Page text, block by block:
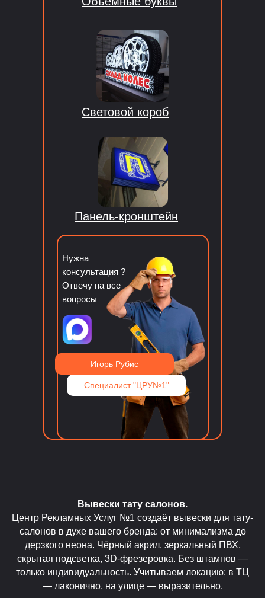
Специалист "ЦРУ№1"
Нужна
консультация ?
Отвечу на все
вопросы
Игорь Рубис
Световой короб
Панель-кронштейн
Вывески тату салонов.
Центр Рекламных Услуг №1 создаёт вывески для тату-
салонов в духе вашего бренда: от минимализма до
дерзкого неона. Чёрный акрил, зеркальный ПВХ,
скрытая подсветка, 3D-фрезеровка. Без штампов —
только индивидуальность. Учитываем локацию: в ТЦ
— лаконично, на улице — выразительно.